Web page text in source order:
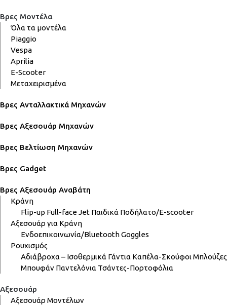
Βρες Μοντέλα
Όλα τα μοντέλα
Piaggio
Vespa
Aprilia
E-Scooter
Μεταχειρισμένα
Βρες Ανταλλακτικά Μηχανών
Βρες Αξεσουάρ Μηχανών
Βρες Βελτίωση Μηχανών
Βρες Gadget
Βρες Αξεσουάρ Αναβάτη
Κράνη
Flip-up Full-faceJet Παιδικά Ποδήλατο/E-scooter
Αξεσουάρ για Κράνη
Ενδοεπικοινωνία/BluetoothGoggles
Ρουχισμός
Αδιάβροχα – Ισοθερμικά Γάντια Καπέλα-Σκούφοι Μπλούζες
Μπουφάν Παντελόνια Τσάντες-Πορτοφόλια
Αξεσουάρ
Αξεσουάρ Μοντέλων